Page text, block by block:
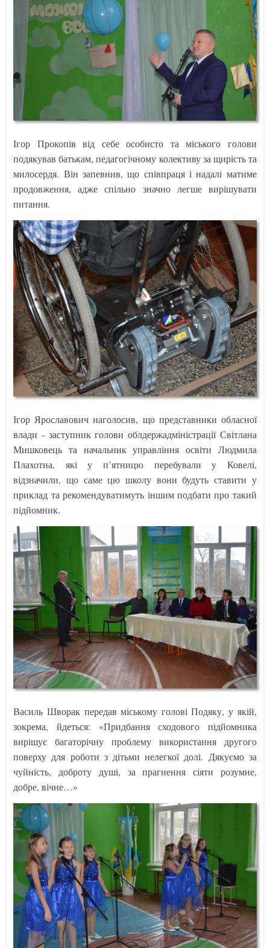
Ігор Прокопів від себе особисто та міського голови
подякував батькам, педагогічному колективу за щирість та
милосердя. Він запевнив, що співпраця і надалі матиме
продовження, адже спільно значно легше вирішувати
питання.
Ігор Ярославович наголосив, що представники обласної
влади - заступник голови облдержадміністрації Світлана
Мишковець та начальник управління освіти Людмила
Плахотна, які у п’ятницю перебували у Ковелі,
відзначили, що саме цю школу вони будуть ставити у
приклад та рекомендуватимуть іншим подбати про такий
підйомник.
Василь Шворак передав міському голові Подяку, у якій,
зокрема, йдеться: «Придбання сходового підйомника
вирішує багаторічну проблему використання другого
поверху для роботи з дітьми нелегкої долі. Дякуємо за
чуйність, доброту душі, за прагнення сіяти розумне,
добре, вічне…»